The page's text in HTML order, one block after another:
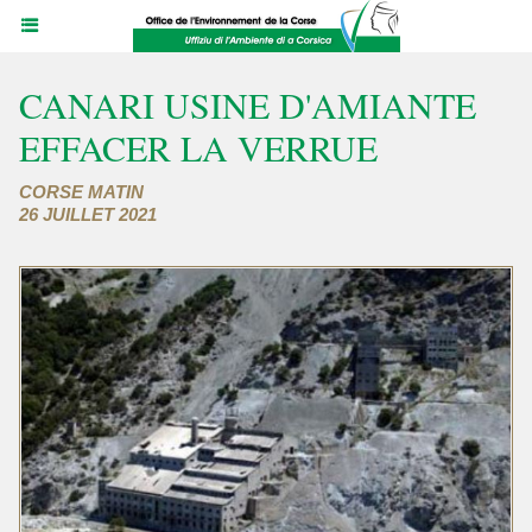
CANARI USINE D'AMIANTE
EFFACER LA VERRUE
CORSE MATIN
26 JUILLET 2021